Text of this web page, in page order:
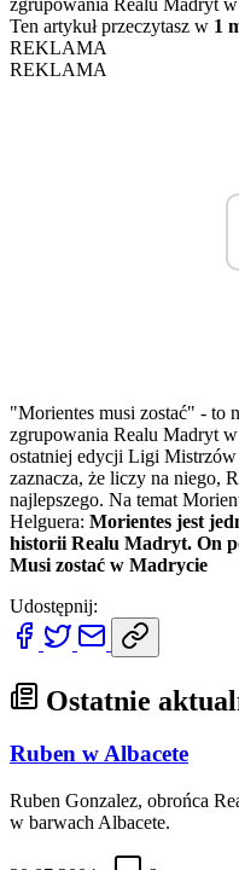
Ten artykuł przeczytasz w 1
REKLAMA
REKLAMA
"Morientes musi zostać" - to
zgrupowania Realu Madryt
ostatniej edycji Ligi Mistrzów
zaznacza, że liczy na niego,
najlepszego. Na temat
Helguera: Morientes jest
historii Realu Madryt. On
Musi zostać w Madrycie
Udostępnij:
Ostatnie
Ruben w Albacete
Ruben Gonzalez, obrońca
w barwach Albacete.